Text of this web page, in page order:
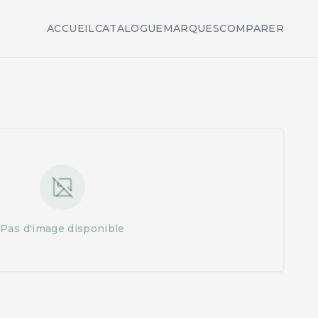
ACCUEILCATALOGUEMARQUESCOMPARER
Pas d'image disponible